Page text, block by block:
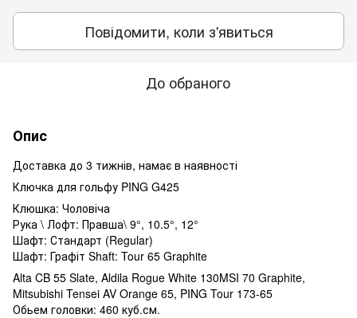
Повідомити, коли з'явиться
До обраного
Опис
Доставка до 3 тижнів, намає в наявності
Ключка для гольфу PING G425
Клюшка: Чоловіча
Рука \ Лофт: Правша\ 9°, 10.5°, 12°
Шафт: Стандарт (Regular)
Шафт: Графіт Shaft: Tour 65 Graphite
Alta CB 55 Slate, Aldila Rogue White 130MSI 70 Graphite,
Mitsubishi Tensei AV Orange 65, PING Tour 173-65
Обьем головки: 460 куб.см.